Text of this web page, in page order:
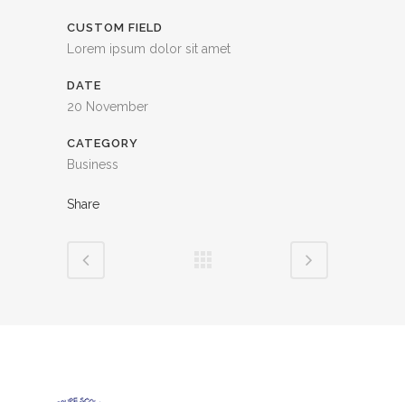
CUSTOM FIELD
Lorem ipsum dolor sit amet
DATE
20 November
CATEGORY
Business
Share